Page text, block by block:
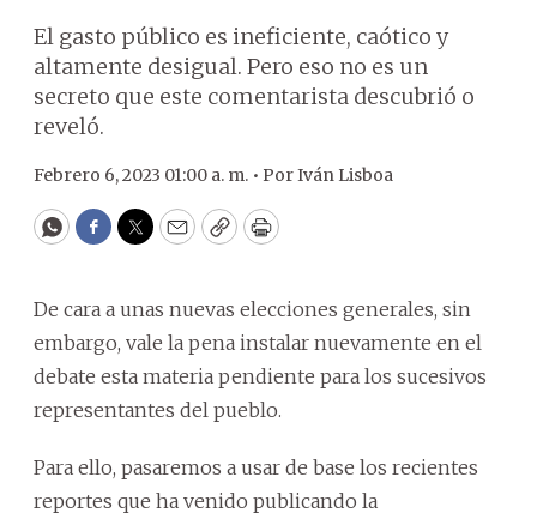
El gasto público es ineficiente, caótico y
altamente desigual. Pero eso no es un
secreto que este comentarista descubrió o
reveló.
Febrero 6, 2023 01:00 a. m. • PorIván Lisboa
WhatsApp
Facebook
Twitter
EmailCopyPrint
De cara a unas nuevas elecciones generales, sin
embargo, vale la pena instalar nuevamente en el
debate esta materia pendiente para los sucesivos
representantes del pueblo.
Para ello, pasaremos a usar de base los recientes
reportes que ha venido publicando la